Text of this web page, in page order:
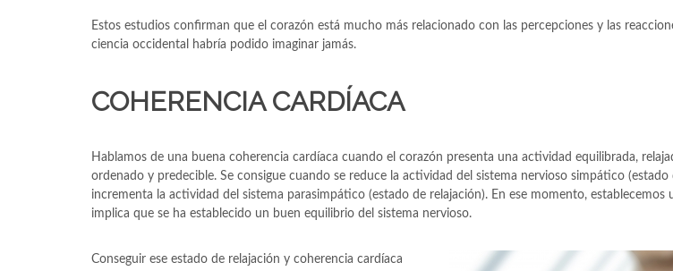
Estos estudios confirman que el corazón está mucho más relacionado con las percepciones y las
ciencia occidental habría podido imaginar jamás.
COHERENCIA CARDÍACA
Hablamos de una buena coherencia cardíaca cuando el corazón presenta una actividad equilibrada,
ordenado y predecible. Se consigue cuando se reduce la actividad del sistema nervioso simpático (estado
incrementa la actividad del sistema parasimpático (estado de relajación). En ese momento, establecemos
implica que se ha establecido un buen equilibrio del sistema nervioso.
Conseguir ese estado de relajación y coherencia cardíaca